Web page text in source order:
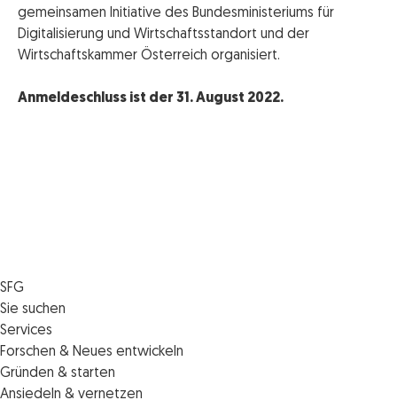
gemeinsamen Initiative des Bundesministeriums für
Digitalisierung und Wirtschaftsstandort und der
Wirtschaftskammer Österreich organisiert.
Anmeldeschluss ist der 31. August 2022.
SFG
Die SFG
Jobs
Medienservice
Informiert bleiben
Kontakt
Sie suchen
Förderungen
Finanzierungen
Standortentwicklung
Persönliche Beratung
Services
Veranstaltungen
News
IMPULS.ST
Forschen & Neues entwickeln
Standortcoaching
Terminbuchung Standortcoaching
Gründen & starten
Startupmark
Ansiedeln & vernetzen